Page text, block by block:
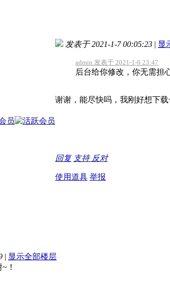
发表于 2021-1-7 00:05:23 | 显
admin 发表于 2021-1-6 23:47
后台给你修改，你无需担
谢谢，能尽快吗，我刚好想下
回复 支持 反对
使用道具 举报
| 显示全部楼层
！